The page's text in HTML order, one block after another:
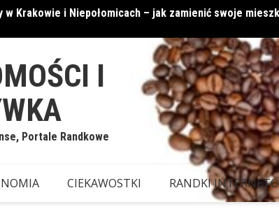
w Krakowie i Niepołomicach – jak zamienić swoje
do walut
I
Portale Randkowe
CIEKAWOSTKI RANDKI